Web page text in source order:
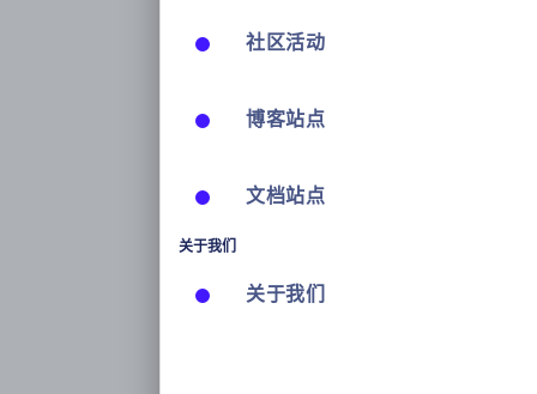
社区活动
博客站点
文档站点
关于我们
关于我们